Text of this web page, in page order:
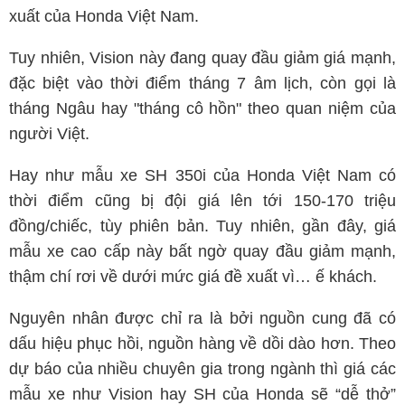
xuất của Honda Việt Nam.
Tuy nhiên, Vision này đang quay đầu giảm giá mạnh,
đặc biệt vào thời điểm tháng 7 âm lịch, còn gọi là
tháng Ngâu hay "tháng cô hồn" theo quan niệm của
người Việt.
Hay như mẫu xe SH 350i của Honda Việt Nam có
thời điểm cũng bị đội giá lên tới 150-170 triệu
đồng/chiếc, tùy phiên bản. Tuy nhiên, gần đây, giá
mẫu xe cao cấp này bất ngờ quay đầu giảm mạnh,
thậm chí rơi về dưới mức giá đề xuất vì… ế khách.
Nguyên nhân được chỉ ra là bởi nguồn cung đã có
dấu hiệu phục hồi, nguồn hàng về dồi dào hơn. Theo
dự báo của nhiều chuyên gia trong ngành thì giá các
mẫu xe như Vision hay SH của Honda sẽ “dễ thở”